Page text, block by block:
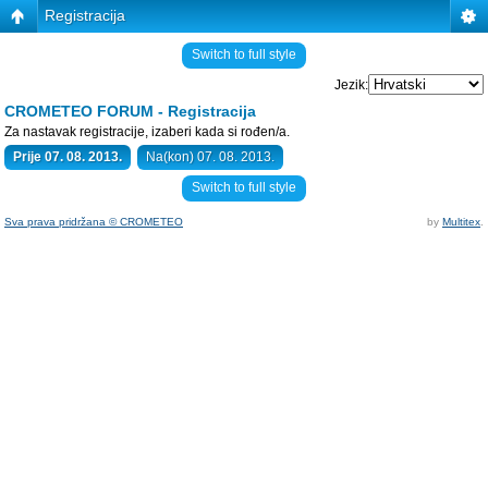
Registracija
Switch to full style
Jezik:
CROMETEO FORUM - Registracija
Za nastavak registracije, izaberi kada si rođen/a.
Prije 07. 08. 2013.
Na(kon) 07. 08. 2013.
Switch to full style
Sva prava pridržana © CROMETEO by Multitex